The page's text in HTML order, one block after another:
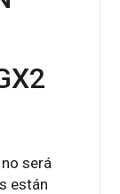
será
están